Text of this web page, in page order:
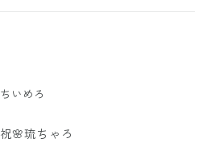
ちいめろ
祝🌸琉ちゃろ